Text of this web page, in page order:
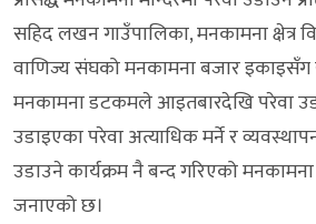
सहिद लखन गाउँपालिका, मनकामना क्षेत्र
वाणिज्य संघको मनकामना बजार इकाइसँग
मनकामना डटकमले आइतबारदेखि परेवा
उडाइएका परेवा अत्याधिक मर्ने र
उडाउने कार्यक्रम नै बन्द गरिएको
जनाएको छ।